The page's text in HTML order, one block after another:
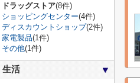
ドラッグストア(8件)
ショッピングセンター(4件)
ディスカウントショップ(2件)
家電製品(1件)
その他(1件)
生活